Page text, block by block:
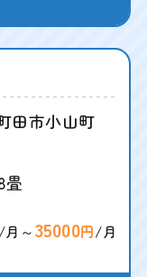
田市小山町
畳
/月～35000円/月